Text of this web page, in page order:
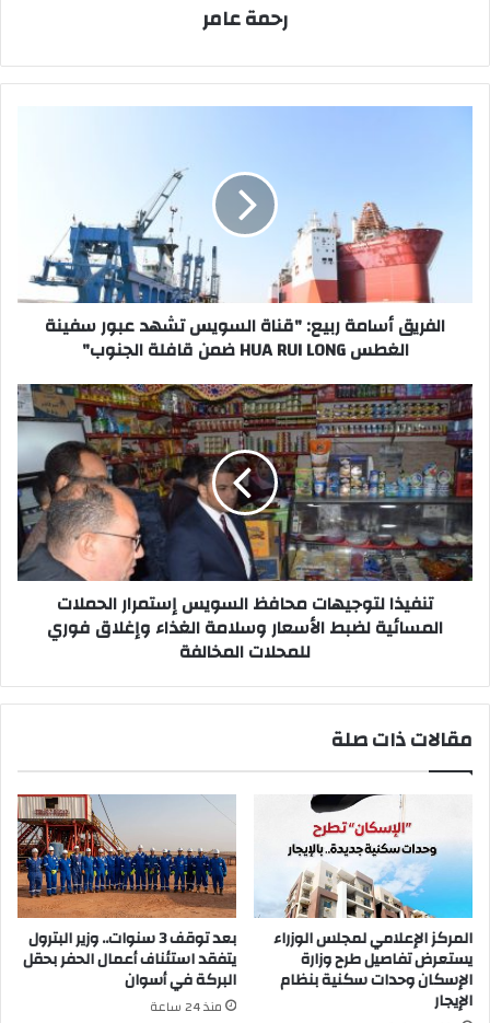
رحمة عامر
تشهد
سفينة
الغطس
ضمن
قافلة
الجنوب"
الفريق أسامة ربيع: "قناة السويس تشهد عبور سفينة
الغطس HUA RUI LONG ضمن قافلة الجنوب"
تنفيذا
لتوجيهات
محافظ
السويس
إستمرار
الحملات
المسائية
لضبط
الأسعار
وسلامة
الغذاء
للمحلات
تنفيذا لتوجيهات محافظ السويس إستمرار الحملات
المسائية لضبط الأسعار وسلامة الغذاء وإغلاق فوري
للمحلات المخالفة
مقالات ذات صلة
المركز الإعلامي لمجلس الوزراء
يستعرض تفاصيل طرح وزارة
الإسكان وحدات سكنية بنظام
الإيجار
بعد توقف 3 سنوات.. وزير البترول
يتفقد استئناف أعمال الحفر بحقل
البركة في أسوان
منذ 24 ساعة